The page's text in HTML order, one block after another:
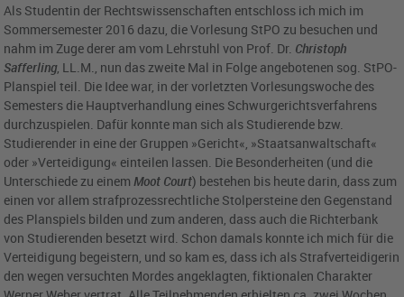
Als Studentin der Rechtswissenschaften entschloss ich mich im
Sommersemester 2016 dazu, die Vorlesung StPO zu besuchen und
nahm im Zuge derer am vom Lehrstuhl von Prof. Dr. Christoph
Safferling, LL.M., nun das zweite Mal in Folge angebotenen sog. StPO-
Planspiel teil. Die Idee war, in der vorletzten Vorlesungswoche des
Semesters die Hauptverhandlung eines Schwurgerichtsverfahrens
durchzuspielen. Dafür konnte man sich als Studierende bzw.
Studierender in eine der Gruppen »Gericht«, »Staatsanwaltschaft«
oder »Verteidigung« einteilen lassen. Die Besonderheiten (und die
Unterschiede zu einem Moot Court) bestehen bis heute darin, dass zum
einen vor allem strafprozessrechtliche Stolpersteine den Gegenstand
des Planspiels bilden und zum anderen, dass auch die Richterbank
von Studierenden besetzt wird. Schon damals konnte ich mich für die
Verteidigung begeistern, und so kam es, dass ich als Strafverteidigerin
den wegen versuchten Mordes angeklagten, fiktionalen Charakter